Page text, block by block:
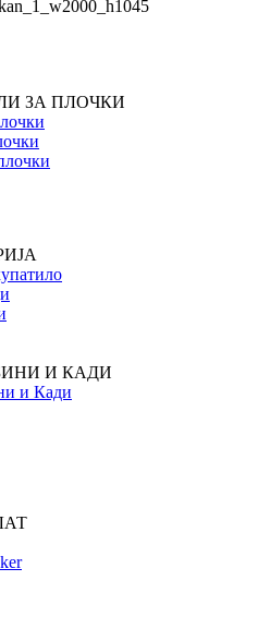
ЗА ПЛОЧКИ
И КАДИ
и Кади